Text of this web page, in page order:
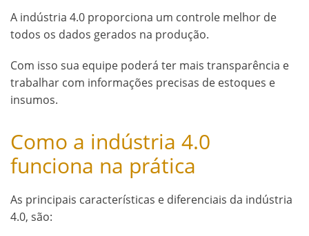
A indústria 4.0 proporciona um controle melhor de
todos os dados gerados na produção.
Com isso sua equipe poderá ter mais transparência e
trabalhar com informações precisas de estoques e
insumos.
Como a indústria 4.0
funciona na prática
As principais características e diferenciais da indústria
4.0, são: